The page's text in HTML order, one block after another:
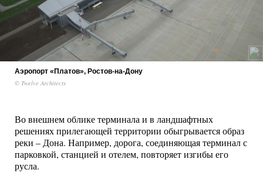
Аэропорт «Платов», Ростов-на-Дону
© Twelve Architects
Во внешнем облике терминала и в ландшафтных
решениях прилегающей территории обыгрывается образ
реки – Дона. Например, дорога, соединяющая терминал с
парковкой, станцией и отелем, повторяет изгибы его
русла.